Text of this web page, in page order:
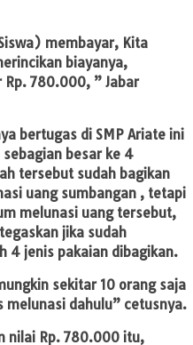
membayar, Kita
biayanya,
780.000, ” Jabar
bertugas di SMP Ariate ini
besar ke 4
tersebut sudah bagikan
uang sumbangan , tetapi
melunasi uang tersebut,
jika sudah
4 jenis pakaian dibagikan.
sekitar 10 orang saja
melunasi dahulu” cetusnya.
nilai Rp. 780.000 itu,